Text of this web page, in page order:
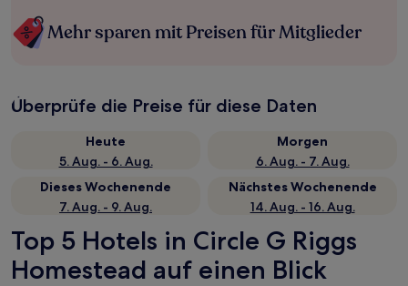
Mehr sparen mit Preisen für Mitglieder
Überprüfe die Preise für diese Daten
Heute
5. Aug. - 6. Aug.
Morgen
6. Aug. - 7. Aug.
Dieses Wochenende
7. Aug. - 9. Aug.
Nächstes Wochenende
14. Aug. - 16. Aug.
Top 5 Hotels in Circle G Riggs
Homestead auf einen Blick